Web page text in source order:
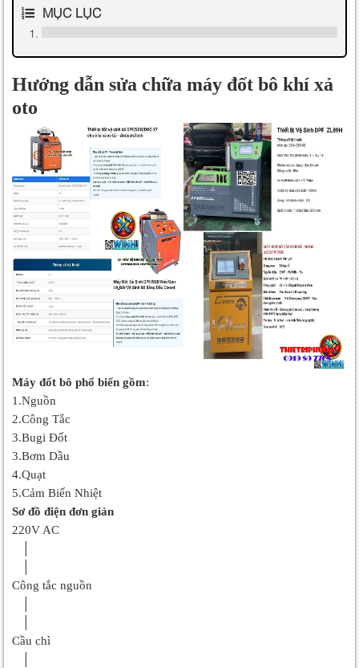
MỤC LỤC
Hướng dẫn sửa chữa máy đốt bô khí xả
oto
Máy đốt bô phổ biến gồm:
1.Nguồn
2.Công Tắc
3.Bugi Đốt
3.Bơm Dầu
4.Quạt
5.Cảm Biến Nhiệt
Sơ đồ điện đơn giản
220V AC
Công tắc nguồn
Cầu chì